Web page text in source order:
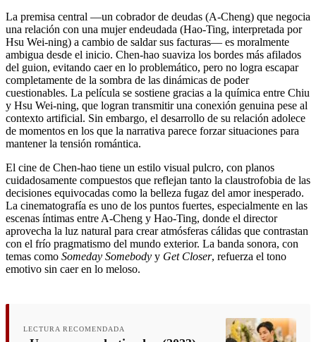
La premisa central —un cobrador de deudas (A-Cheng) que negocia
una relación con una mujer endeudada (Hao-Ting, interpretada por
Hsu Wei-ning) a cambio de saldar sus facturas— es moralmente
ambigua desde el inicio. Chen-hao suaviza los bordes más afilados
del guion, evitando caer en lo problemático, pero no logra escapar
completamente de la sombra de las dinámicas de poder
cuestionables. La película se sostiene gracias a la química entre Chiu
y Hsu Wei-ning, que logran transmitir una conexión genuina pese al
contexto artificial. Sin embargo, el desarrollo de su relación adolece
de momentos en los que la narrativa parece forzar situaciones para
mantener la tensión romántica.
El cine de Chen-hao tiene un estilo visual pulcro, con planos
cuidadosamente compuestos que reflejan tanto la claustrofobia de las
decisiones equivocadas como la belleza fugaz del amor inesperado.
La cinematografía es uno de los puntos fuertes, especialmente en las
escenas íntimas entre A-Cheng y Hao-Ting, donde el director
aprovecha la luz natural para crear atmósferas cálidas que contrastan
con el frío pragmatismo del mundo exterior. La banda sonora, con
temas como Someday Somebody y Get Closer, refuerza el tono
emotivo sin caer en lo meloso.
LECTURA RECOMENDADA